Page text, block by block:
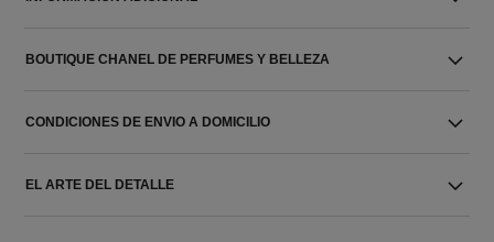
BOUTIQUE CHANEL DE PERFUMES Y BELLEZA
CONDICIONES DE ENVIO A DOMICILIO
EL ARTE DEL DETALLE